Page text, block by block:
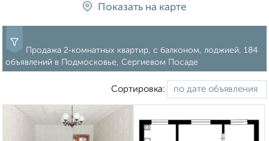
Показать на карте
Продажа 2‑комнатных квартир, с балконом, лоджией, 184
объявлений в Подмосковье, Сергиевом Посаде
Сортировка: